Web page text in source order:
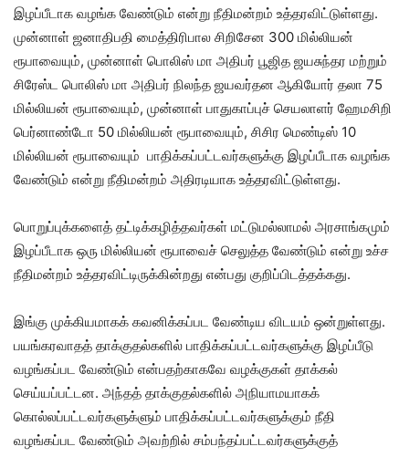
இழப்பீடாக வழங்க வேண்டும் என்று நீதிமன்றம் உத்தரவிட்டுள்ளது.
முன்னாள் ஜனாதிபதி மைத்திரிபால சிறிசேன 300 மில்லியன்
ரூபாவையும், முன்னாள் பொலிஸ் மா அதிபர் பூஜித ஜயசுந்தர மற்றும்
சிரேஸ்ட பொலிஸ் மா அதிபர் நிலந்த ஜயவர்தன ஆகியோர் தலா 75
மில்லியன் ரூபாவையும், முன்னாள் பாதுகாப்புச் செயலாளர் ஹேமசிறி
பெர்னாண்டோ 50 மில்லியன் ரூபாவையும், சிசிர மெண்டிஸ் 10
மில்லியன் ரூபாவையும் பாதிக்கப்பட்டவர்களுக்கு இழப்பீடாக வழங்க
வேண்டும் என்று நீதிமன்றம் அதிரடியாக உத்தரவிட்டுள்ளது.
பொறுப்புக்களைத் தட்டிக்கழித்தவர்கள் மட்டுமல்லாமல் அரசாங்கமும்
இழப்பீடாக ஒரு மில்லியன் ரூபாவைச் செலுத்த வேண்டும் என்று உச்ச
நீதிமன்றம் உத்தரவிட்டிருக்கின்றது என்பது குறிப்பிடத்தக்கது.
இங்கு முக்கியமாகக் கவனிக்கப்பட வேண்டிய விடயம் ஒன்றுள்ளது.
பயங்கரவாதத் தாக்குதல்களில் பாதிக்கப்பட்டவர்களுக்கு இழப்பீடு
வழங்கப்பட வேண்டும் என்பதற்காகவே வழக்குகள் தாக்கல்
செய்யப்பட்டன. அந்தத் தாக்குதல்களில் அநியாமயாகக்
கொல்லப்பட்டவர்களுக்ளும் பாதிக்கப்பட்டவர்களுக்கும் நீதி
வழங்கப்பட வேண்டும் அவற்றில் சம்பந்தப்பட்டவர்களுக்குத்